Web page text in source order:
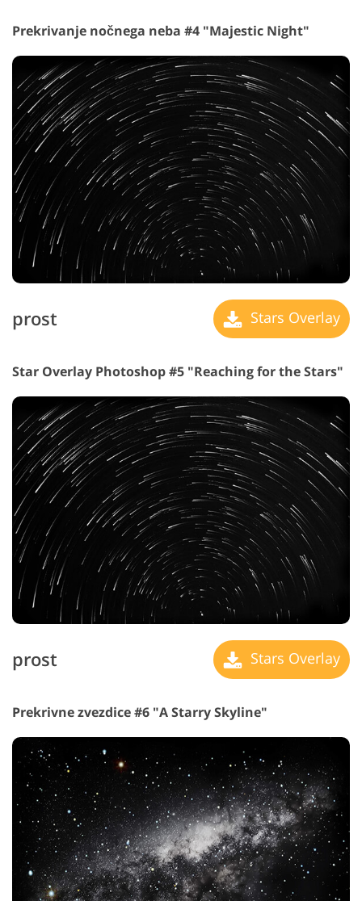
Prekrivanje nočnega neba #4 "Majestic Night"
prost Stars Overlay
Star Overlay Photoshop #5 "Reaching for the Stars"
prost Stars Overlay
Prekrivne zvezdice #6 "A Starry Skyline"